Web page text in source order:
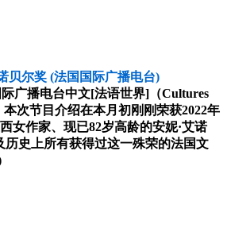
贝尔奖 (法国国际广播电台)
广播电台中文[法语世界]（Cultures
次节目介绍在本月初刚刚荣获2022年
女作家、现已82岁高龄的安妮·艾诺
历史上所有获得过这一殊荣的法国文